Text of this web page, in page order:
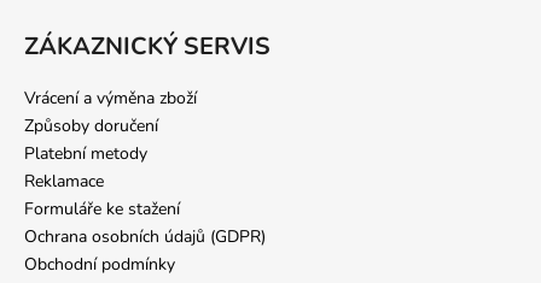
ZÁKAZNICKÝ SERVIS
Vrácení a výměna zboží
Způsoby doručení
Platební metody
Reklamace
Formuláře ke stažení
Ochrana osobních údajů (GDPR)
Obchodní podmínky